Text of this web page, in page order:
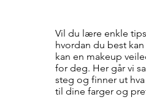
Vil du lære enkle
hvordan du best
kan en makeup
for deg. Her går vi
steg og finner ut
til dine farger og